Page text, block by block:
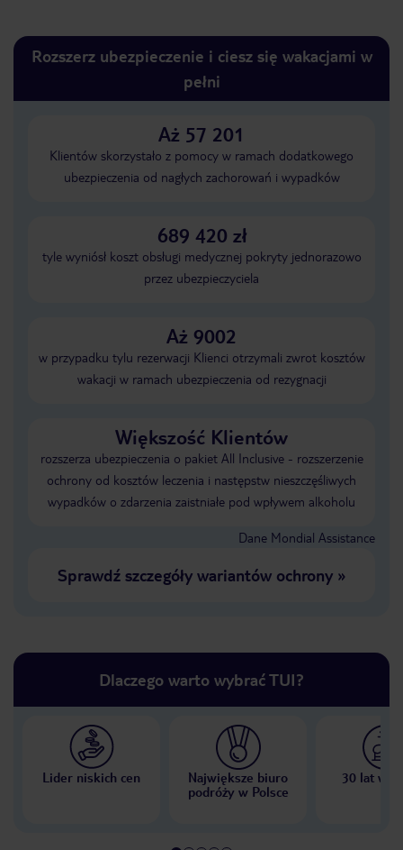
Rozszerz ubezpieczenie i ciesz się wakacjami w
pełni
Aż 57 201
Klientów skorzystało z pomocy w ramach dodatkowego
ubezpieczenia od nagłych zachorowań i wypadków
689 420 zł
tyle wyniósł koszt obsługi medycznej pokryty jednorazowo
przez ubezpieczyciela
Aż 9002
w przypadku tylu rezerwacji Klienci otrzymali zwrot kosztów
wakacji w ramach ubezpieczenia od rezygnacji
Większość Klientów
rozszerza ubezpieczenia o pakiet All Inclusive - rozszerzenie
ochrony od kosztów leczenia i następstw nieszczęśliwych
wypadków o zdarzenia zaistniałe pod wpływem alkoholu
Dane Mondial Assistance
Sprawdź szczegóły wariantów ochrony»
Dlaczego warto wybrać TUI?
Lider niskich cen
Największe biuro
podróży w Polsce
30 lat w